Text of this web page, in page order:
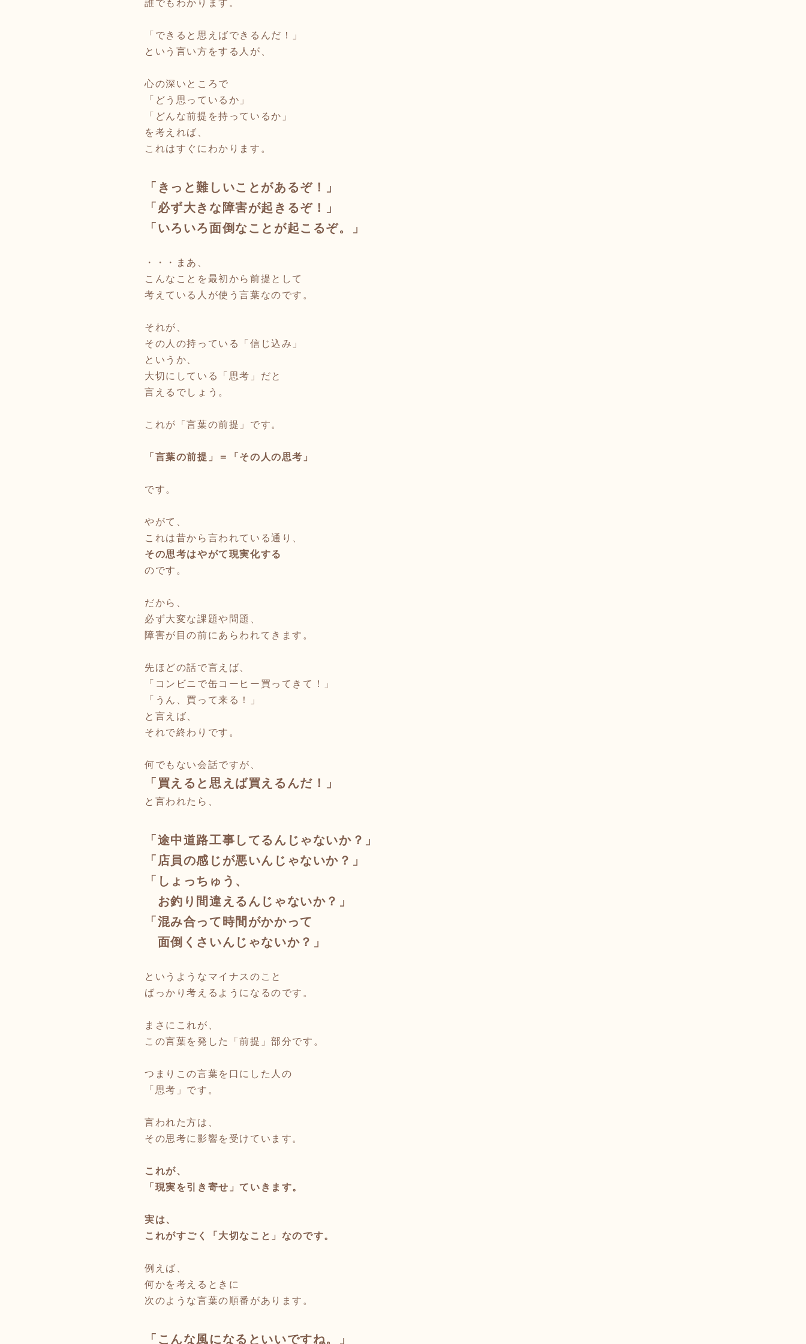
誰でもわかります。
「できると思えばできるんだ！」
という言い方をする人が、
心の深いところで
「どう思っているか」
「どんな前提を持っているか」
を考えれば、
これはすぐにわかります。
「きっと難しいことがあるぞ！」
「必ず大きな障害が起きるぞ！」
「いろいろ面倒なことが起こるぞ。」
・・・まあ、
こんなことを最初から前提として
考えている人が使う言葉なのです。
それが、
その人の持っている「信じ込み」
というか、
大切にしている「思考」だと
言えるでしょう。
これが「言葉の前提」です。
「言葉の前提」＝「その人の思考」
です。
やがて、
これは昔から言われている通り、
その思考はやがて現実化する
のです。
だから、
必ず大変な課題や問題、
障害が目の前にあらわれてきます。
先ほどの話で言えば、
「コンビニで缶コーヒー買ってきて！」
「うん、買って来る！」
と言えば、
それで終わりです。
何でもない会話ですが、
「買えると思えば買えるんだ！」
と言われたら、
「途中道路工事してるんじゃないか？」
「店員の感じが悪いんじゃないか？」
「しょっちゅう、
お釣り 間違えるんじゃないか？」
「混み合って時間がかかって
面倒くさいんじゃないか？」
というようなマイナスのこと
ばっかり考えるようになるのです。
まさにこれが、
この言葉を発した「前提」部分です。
つまりこの言葉を口にした人の
「思考」です。
言われた方は、
その思考に影響を受けています。
これが、
「現実を引き寄せ」ていきます。
実は、
これがすごく「大切なこと」なのです。
例えば、
何かを考えるときに
次のような言葉の順番があります。
「こんな風になるといいですね。」